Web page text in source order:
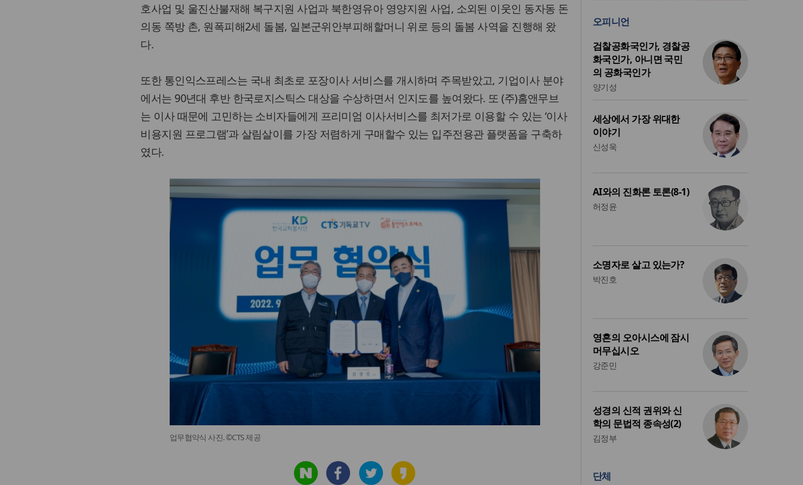
호사업 및 울진산불재해 복구지원 사업과 북한영유아 영양지원 사업, 소외된 이웃인 동자동 돈
의동 쪽방 촌, 원폭피해2세 돌봄, 일본군위안부피해할머니 위로 등의 돌봄 사역을 진행해 왔
다.
또한 통인익스프레스는 국내 최초로 포장이사 서비스를 개시하며 주목받았고, 기업이사 분야
에서는 90년대 후반 한국로지스틱스 대상을 수상하면서 인지도를 높여왔다. 또 (주)홈앤무브
는 이사 때문에 고민하는 소비자들에게 프리미엄 이사서비스를 최저가로 이용할 수 있는 ‘이사
비용지원 프로그램’과 살림살이를 가장 저렴하게 구매할수 있는 입주전용관 플랫폼을 구축하
였다.
업무협약식 사진. ©CTS 제공
오피니언
검찰공화국인가, 경찰공
화국인가, 아니면 국민
의 공화국인가
양기성
세상에서 가장 위대한
이야기
신성욱
AI와의 진화론 토론(8-1)
허정윤
소명자로 살고 있는가?
박진호
영혼의 오아시스에 잠시
머무십시오
강준민
성경의 신적 권위와 신
학의 문법적 종속성(2)
김정부
단체